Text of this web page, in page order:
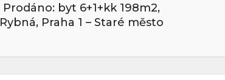
Prodáno: byt 6+1+kk 198m2,
Rybná, Praha 1 – Staré město